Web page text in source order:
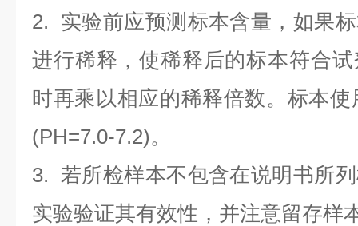
2. 实验前应预测标本含量，如果
进行稀释，使稀释后的标本符合
时再乘以相应的稀释倍数。标本
(PH=7.0-7.2)。
3. 若所检样本不包含在说明书所
实验验证其有效性，并注意留存样